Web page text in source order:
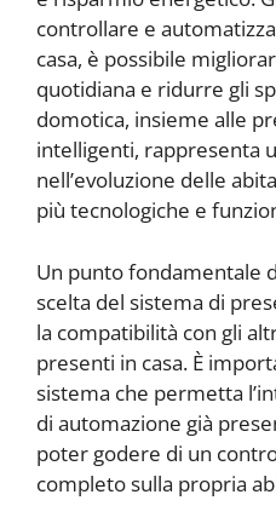
controllare e
casa, è possibile
quotidiana e ridurre gli
domotica, insieme alle
intelligenti, rappresenta
nell’evoluzione delle
più tecnologiche e
Un punto fondamentale
scelta del sistema di
la compatibilità con gli
presenti in casa. È
sistema che permetta
di automazione già
poter godere di un
completo sulla propria